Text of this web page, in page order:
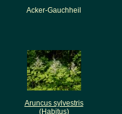
Acker-Gauchheil
Aruncus sylvestris
(Habitus)